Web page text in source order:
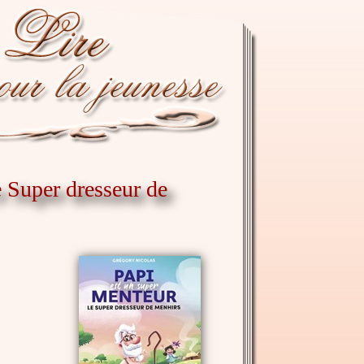
dresseur de